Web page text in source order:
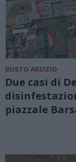
BUSTO ARSIZIO
Due casi di
piazzale